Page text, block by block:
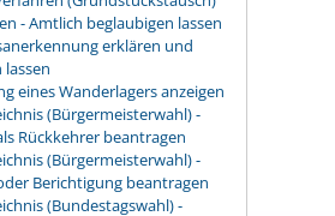
- Amtlich beglaubigen lassen
erklären und
eines Wanderlagers anzeigen
(Bürgermeisterwahl) -
Rückkehrer beantragen
(Bürgermeisterwahl) -
Berichtigung beantragen
(Bundestagswahl) -